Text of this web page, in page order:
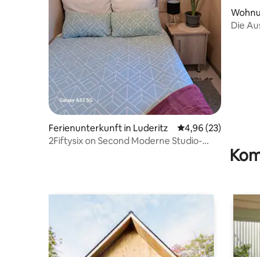
Ferienunterkunft in Luderitz Durchschnittliche
4,96 (23)
2Fiftysix on Second Moderne Studio-
Die